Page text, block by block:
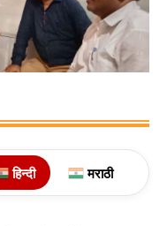
हिन्दी मराठी